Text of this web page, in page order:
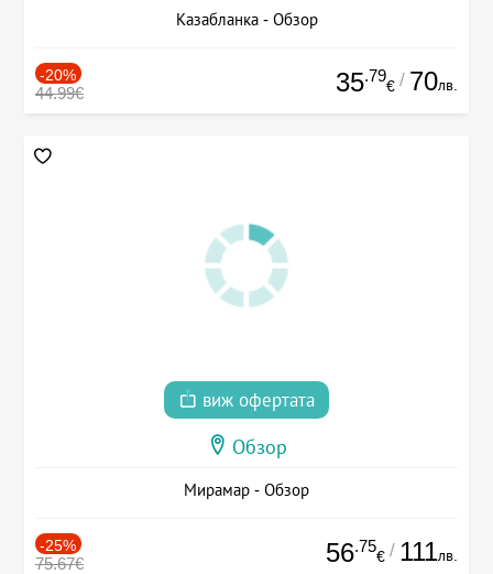
Казабланка - Обзор
-20%
44.99€ 35.79
€ / 70лв.
виж офертата
Обзор
Мирамар - Обзор
-25%
75.67€ 56.75
€ / 111лв.